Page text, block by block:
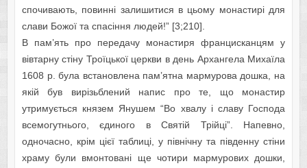
спочивають, повинні залишитися в цьому монастирі для
слави Божої та спасіння людей!” [3;210].
В пам’ять про передачу монастиря францисканцям у
вівтарну стіну Троїцької церкви в день Архангела Михаїла
1608 р. була встановлена пам’ятна мармурова дошка, на
якій був вирізьблений напис про те, що монастир
утримується князем Янушем “Во хвалу і славу Господа
всемогутнього, єдиного в Святій Трійці”. Напевно,
одночасно, крім цієї таблиці, у північну та південну стіни
храму були вмонтовані ще чотири мармурових дошки,